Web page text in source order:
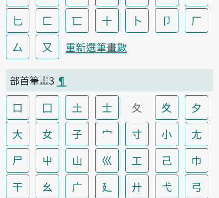
匕
匚 匸 十 卜 卩
厂
厶
又 重新選筆畫數
部首筆畫3 ¶
口 囗 土 士 夂 夊
夕
大
女 子 宀 寸 小
尢
尸
屮 山 巛 工 己
巾
干
幺 广 廴 廾 弋
弓